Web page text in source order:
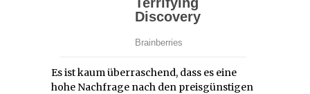
Es ist kaum überraschend, dass es eine
hohe Nachfrage nach den preisgünstigen